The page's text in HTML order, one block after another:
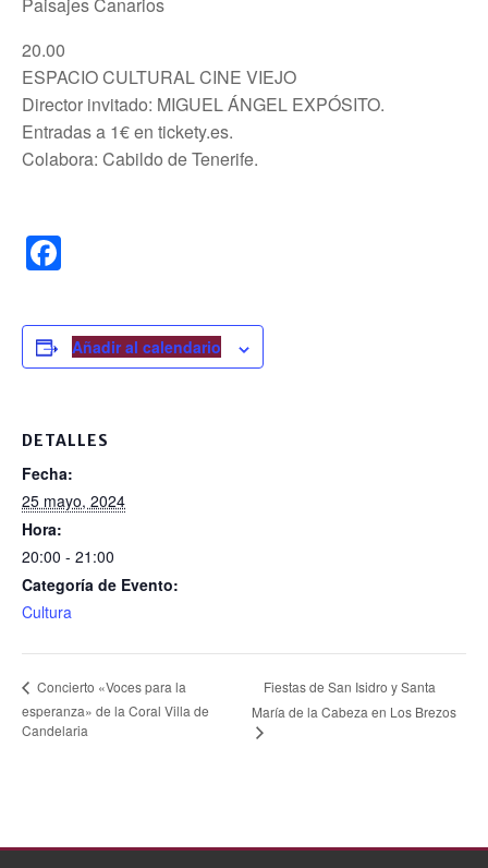
20.00
ESPACIO CULTURAL CINE VIEJO
Director invitado: MIGUEL ÁNGEL EXPÓSITO.
Entradas a 1€ en tickety.es.
Colabora: Cabildo de Tenerife.
c
e
o
o
k
Añadir al calendario
DETALLES
Fecha:
25 mayo, 2024
Hora:
20:00 - 21:00
Categoría de Evento:
Cultura
Concierto «Voces para la
esperanza» de la Coral Villa de
Candelaria
Fiestas de San Isidro y Santa
María de la Cabeza en Los Brezos